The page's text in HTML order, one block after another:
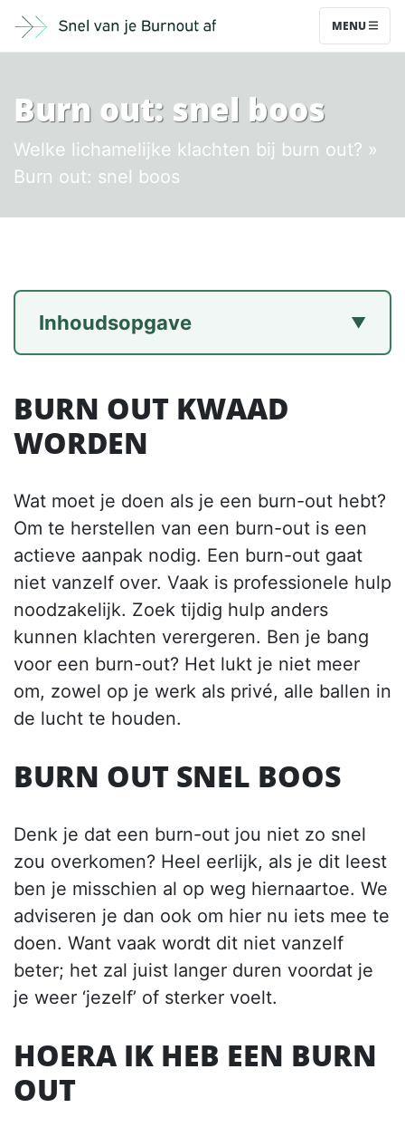
MENU
Burn out: snel boos
Welke lichamelijke klachten bij burn out? »
Burn out: snel boos
Inhoudsopgave
BURN OUT KWAAD
WORDEN
Wat moet je doen als je een burn-out hebt?
Om te herstellen van een burn-out is een
actieve aanpak nodig. Een burn-out gaat
niet vanzelf over. Vaak is professionele hulp
noodzakelijk. Zoek tijdig hulp anders
kunnen klachten verergeren. Ben je bang
voor een burn-out? Het lukt je niet meer
om, zowel op je werk als privé, alle ballen in
de lucht te houden.
BURN OUT SNEL BOOS
Denk je dat een burn-out jou niet zo snel
zou overkomen? Heel eerlijk, als je dit leest
ben je misschien al op weg hiernaartoe. We
adviseren je dan ook om hier nu iets mee te
doen. Want vaak wordt dit niet vanzelf
beter; het zal juist langer duren voordat je
je weer ‘jezelf’ of sterker voelt.
HOERA IK HEB EEN BURN
OUT